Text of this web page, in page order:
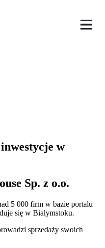
w
Sp. z o.o.
5 000 firm w bazie portalu
się w Białymstoku.
sprzedaży swoich